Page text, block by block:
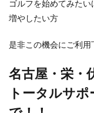
ゴルフを始めてみた
増やしたい方
是非この機会にご利
名古屋・栄・
トータルサ